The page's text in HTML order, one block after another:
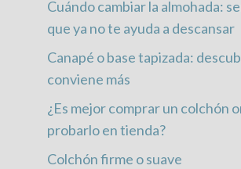
Cuándo cambiar la almohada:
que ya no te ayuda a descansar
Canapé o base tapizada:
conviene más
¿Es mejor comprar un colchón
probarlo en tienda?
Colchón firme o suave